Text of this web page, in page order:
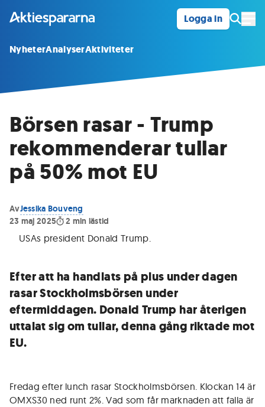
Logga in
NyheterAnalyserAktiviteter
Börsen rasar - Trump
rekommenderar tullar
på 50% mot EU
AvJessika Bouveng
23 maj 2025
2 min lästid
USAs president Donald Trump.
Efter att ha handlats på plus under dagen
rasar Stockholmsbörsen under
eftermiddagen. Donald Trump har återigen
uttalat sig om tullar, denna gång riktade mot
EU.
Fredag efter lunch rasar Stockholmsbörsen. Klockan 14 är
OMXS30 ned runt 2%. Vad som får marknaden att falla är